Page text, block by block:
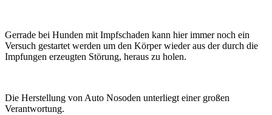
Gerrade bei Hunden mit Impfschaden kann hier immer noch ein
Versuch gestartet werden um den Körper wieder aus der durch die
Impfungen erzeugten Störung, heraus zu holen.
Die Herstellung von Auto Nosoden unterliegt einer großen
Verantwortung.